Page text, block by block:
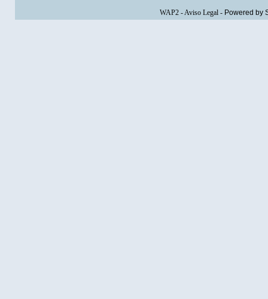
WAP2-Aviso Legal- Powered by